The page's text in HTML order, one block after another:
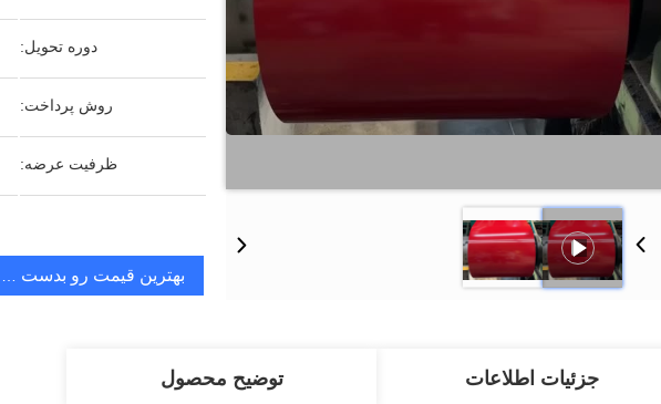
دوره تحویل:
روش پرداخت:
ظرفیت عرضه:
بهترین قیمت رو بدست بیار
جزئیات اطلاعات توضیح محصول